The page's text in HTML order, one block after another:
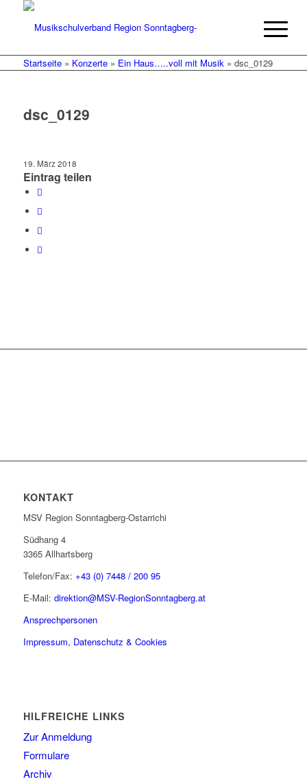
Startseite» Konzerte» Ein Haus…..voll mit Musik» dsc_0129
dsc_0129
19. März 2018
Eintrag teilen
KONTAKT
MSV Region Sonntagberg-Ostarrichi
Südhang 4
3365 Allhartsberg
Telefon/Fax: +43 (0) 7448 / 200 95
E-Mail: direktion@MSV-RegionSonntagberg.at
Ansprechpersonen
Impressum, Datenschutz & Cookies
HILFREICHE LINKS
Zur Anmeldung
Formulare
Archiv